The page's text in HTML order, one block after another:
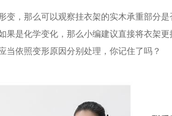
变，那么可以观察挂衣架的实木承重部分
果是化学变化，那么小编建议直接将衣架
当依照变形原因分别处理，你记住了吗？